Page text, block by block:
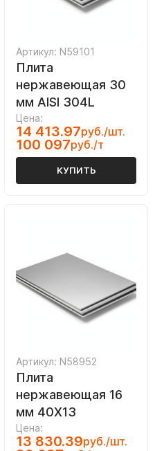
Артикул: N59101
Плита
нержавеющая 30
мм AISI 304L
Цена:
14 413.97руб./шт.
100 097руб./т
КУПИТЬ
Артикул: N58952
Плита
нержавеющая 16
мм 40Х13
Цена:
13 830.39руб./шт.